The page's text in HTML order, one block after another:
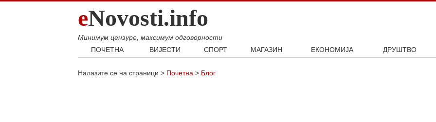
eNovosti.info
Минимум цензуре, максимум одговорности
ПОЧЕТНА
ВИЈЕСТИ
Балкан
СПОРТ
Кошарка
МАГАЗИН
ЕКОНОМИЈА
ДРУШТВО
Налазите се на страници > Почетна > Блог